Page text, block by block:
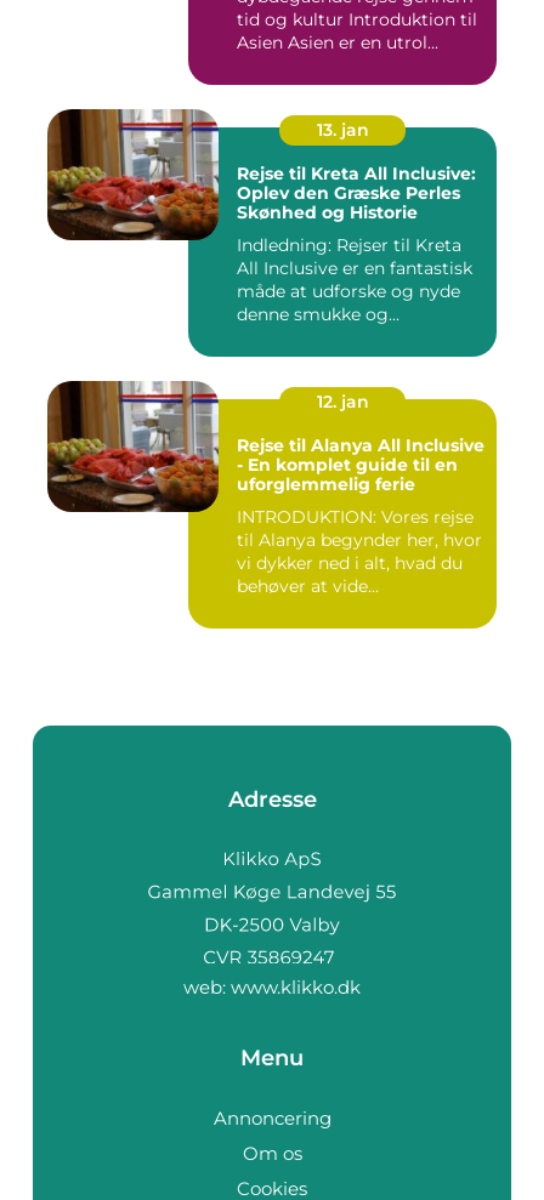
tid og kultur Introduktion til
Asien Asien er en utrol...
13. jan
Rejse til Kreta All Inclusive:
Oplev den Græske Perles
Skønhed og Historie
Indledning: Rejser til Kreta
All Inclusive er en fantastisk
måde at udforske og nyde
denne smukke og...
12. jan
Rejse til Alanya All Inclusive
- En komplet guide til en
uforglemmelig ferie
INTRODUKTION: Vores rejse
til Alanya begynder her, hvor
vi dykker ned i alt, hvad du
behøver at vide...
Adresse
web: www.klikko.dk
Menu
Annoncering
Om os
Cookies